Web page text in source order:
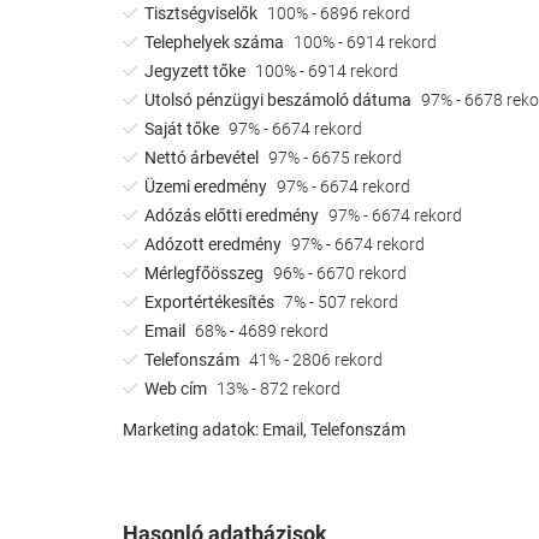
Tisztségviselők 100% - 6896 rekord
Telephelyek száma
100% - 6914 rekord
Jegyzett tőke 100% - 6914 rekord
Utolsó pénzügyi beszámoló dátuma 97% - 6678
Saját tőke 97% - 6674 rekord
Nettó árbevétel
97% - 6675 rekord
Üzemi eredmény 97% - 6674 rekord
Adózás előtti eredmény 97% - 6674 rekord
Adózott eredmény 97% - 6674 rekord
Mérlegfőösszeg 96% - 6670 rekord
Exportértékesítés 7% - 507 rekord
Email
68% - 4689 rekord
Telefonszám 41% - 2806 rekord
Web cím 13% - 872 rekord
Marketing adatok: Email, Telefonszám
Hasonló adatbázisok